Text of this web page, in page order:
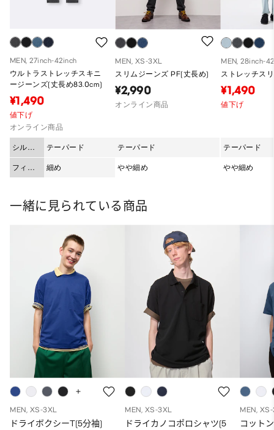
MEN, 27inch-42inch
ウルトラストレッチスキニ
ージーンズ(丈長め83.0cm)
¥1,490
値下げ
オンライン商品
シルエ
ット
テーパード
フィッ
ト
細め
MEN, XS-3XL
スリムジーンズ PF(丈長め)
¥2,990
オンライン商品
テーパード
やや細め
MEN, 28inch-
ストレッチス
¥1,490
値下げ
テーパード
やや細め
一緒に見られている商品
MEN, XS-3XL
ドライボクシーT(5分袖)
MEN, XS-3XL
ドライカノコポロシャツ(5
MEN,
コット